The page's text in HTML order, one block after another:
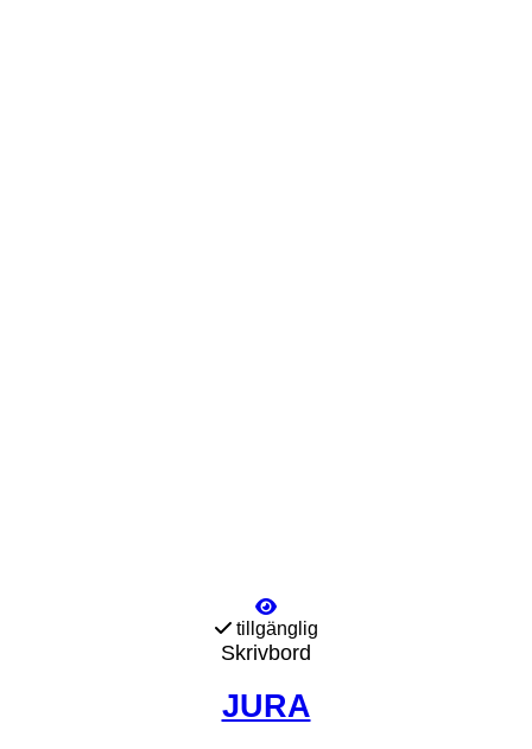
tillgänglig
Skrivbord
JURA